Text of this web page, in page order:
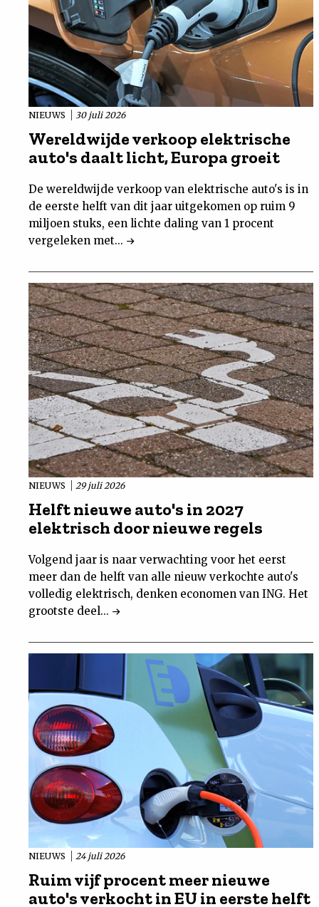
NIEUWS 30 juli 2026
Wereldwijde verkoop elektrische
auto's daalt licht, Europa groeit
De wereldwijde verkoop van elektrische auto's is in
de eerste helft van dit jaar uitgekomen op ruim 9
miljoen stuks, een lichte daling van 1 procent
vergeleken met...
NIEUWS 29 juli 2026
Helft nieuwe auto's in 2027
elektrisch door nieuwe regels
Volgend jaar is naar verwachting voor het eerst
meer dan de helft van alle nieuw verkochte auto's
volledig elektrisch, denken economen van ING. Het
grootste deel...
NIEUWS 24 juli 2026
Ruim vijf procent meer nieuwe
auto's verkocht in EU in eerste helft